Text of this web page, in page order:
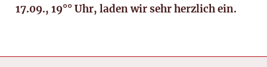
17.09., 19°° Uhr, laden wir sehr herzlich ein.